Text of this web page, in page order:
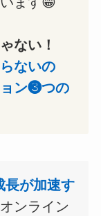
ない！
ないの
ョン❸つの
が加速す
オンライン